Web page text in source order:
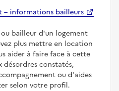
– informations bailleurs
bailleur d'un logement
plus mettre en location
aider à faire face à cette
constatés,
ou d'aides
selon votre profil.